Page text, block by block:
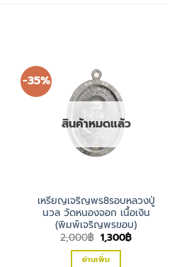
-35%
สินค้าหมดแล้ว
เหรียญเจริญพร8รอบหลวงปู่
นวล วัดหนองจอก เนื้อเงิน
(พิมพ์เจริญพรขอบ)
2,000฿ Original
price
was:
1,300฿Current
อ่านเพิ่ม